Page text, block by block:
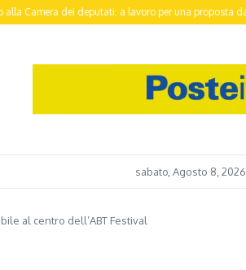
dei deputati: a lavoro per una proposta da inserire...
sabato, Agosto 8, 2026
al centro dell’ABT Festival